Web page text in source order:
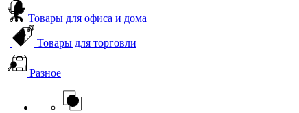
Товары для офиса и дома
Товары для торговли
Разное